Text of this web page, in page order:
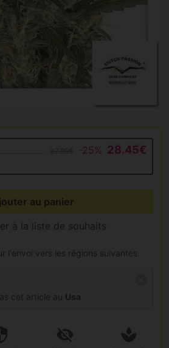
-25% 28.45€
au panier
à la liste de souhaits
l'envoi vers les régions suivantes.
cet article au Usa